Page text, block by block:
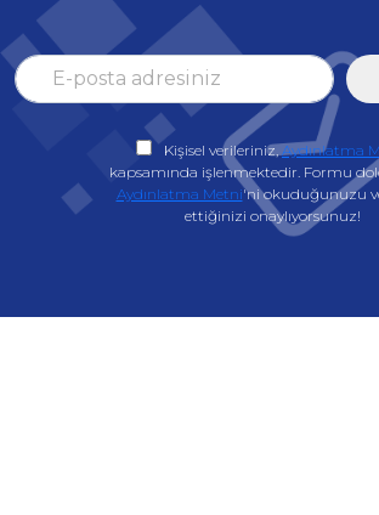
Kişisel verileriniz,Aydınlatma
kapsamında işlenmektedir. Formu
Aydınlatma Metni'ni okuduğunuzu
ettiğinizi onaylıyorsunuz!